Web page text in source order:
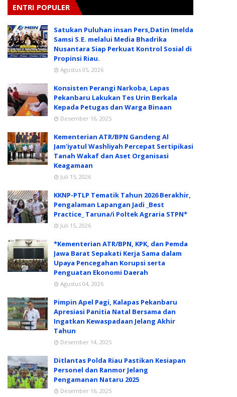
ENTRI POPULER
Satukan Puluhan insan Pers,Datin Imelda
Samsi S.E. melalui Media Bhadrika
Nusantara Siap Perkuat Kontrol Sosial di
Propinsi Riau.
Agustus 05, 2026
Konsisten Perangi Narkoba, Lapas
Pekanbaru Lakukan Tes Urin Berkala
Kepada Petugas dan Warga Binaan
Desember 16, 2025
Kementerian ATR/BPN Gandeng Al
Jam'iyatul Washliyah Percepat Sertipikasi
Tanah Wakaf dan Aset Organisasi
Keagamaan
Juli 15, 2026
KKNP-PTLP Tematik Tahun 2026 Berakhir,
Pengalaman Lapangan Jadi _Best
Practice_ Taruna/i Poltek Agraria STPN*
Juli 15, 2026
*Kementerian ATR/BPN, KPK, dan Pemda
Jawa Barat Sepakati Kerja Sama dalam
Upaya Pencegahan Korupsi serta
Penguatan Ekonomi Daerah
Agustus 04, 2026
Pimpin Apel Pagi, Kalapas Pekanbaru
Apresiasi Panitia Natal Bersama dan
Ingatkan Kewaspadaan Jelang Akhir
Tahun
Desember 14, 2025
Ditlantas Polda Riau Pastikan Kesiapan
Personel dan Ranmor Jelang
Pengamanan Nataru 2025
Desember 16, 2025